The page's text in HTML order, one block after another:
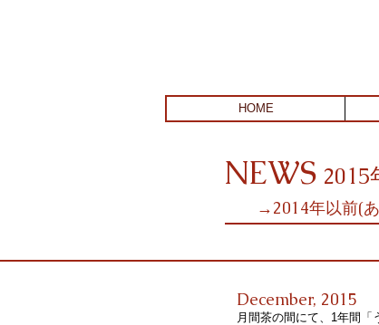
HOME
NEWS 2015
→2014年以前(
December, 2015
月間茶の間にて、1年間